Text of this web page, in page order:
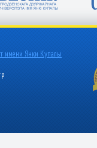
имени Янки Купалы